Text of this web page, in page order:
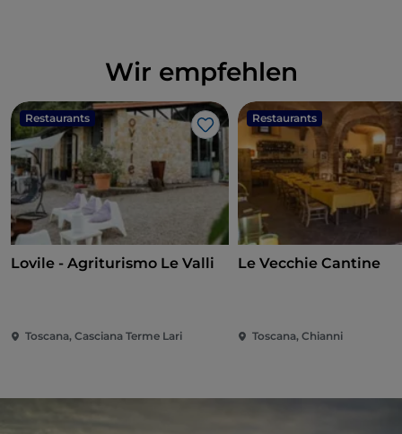
Wir empfehlen
Restaurants
Like
Lovile - Agriturismo Le Valli
Toscana, Casciana Terme Lari
Restaurants
Le Vecchie Cantine
Toscana, Chianni